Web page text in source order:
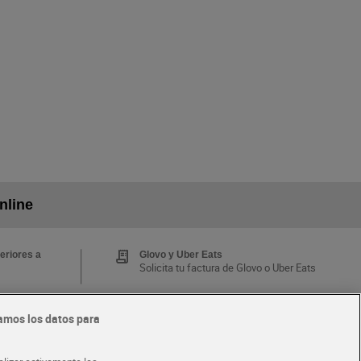
a
Glovo y Uber Eats
Solicita tu factura de Glovo o Uber Eats
los datos para